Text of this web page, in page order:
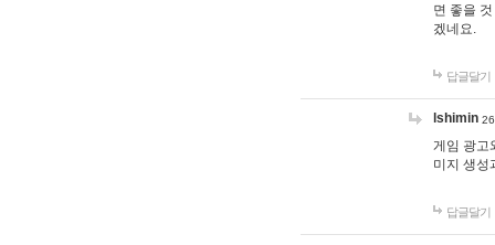
면 좋을
겠네요.
답글달기
lshimin
게임 광고
미지 생성
답글달기